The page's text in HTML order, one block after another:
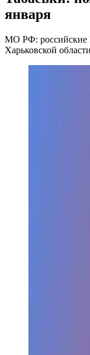
января
МО РФ: российские
Харьковской области